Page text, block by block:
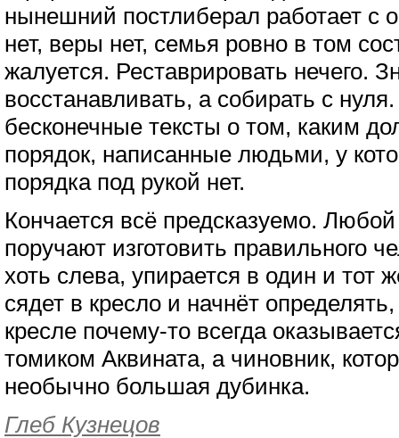
нынешний постлиберал работает с
нет, веры нет, семья ровно в том
жалуется. Реставрировать нечего.
восстанавливать, а собирать с
бесконечные тексты о том, каким
порядок, написанные людьми, у
порядка под рукой нет.
Кончается всё предсказуемо. Любой
поручают изготовить правильного
хоть слева, упирается в один и тот
сядет в кресло и начнёт
кресле почему-то всегда
томиком Аквината, а чиновник,
необычно большая дубинка.
Глеб Кузнецов